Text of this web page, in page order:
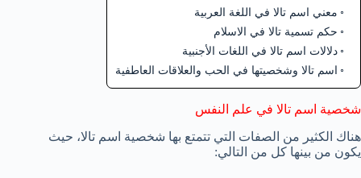
معني اسم تالا في اللغة العربية
حكم تسمية تالا في الاسلام
دلالات اسم تالا في اللغات الأجنبية
اسم تالا وشخصيتها في الحب والعلاقات العاطفية
شخصية اسم تالا في علم النفس
هناك الكثير من الصفات التي تتمتع بها شخصية اسم تالا، حيث
يكون من بينها كل من التالي: